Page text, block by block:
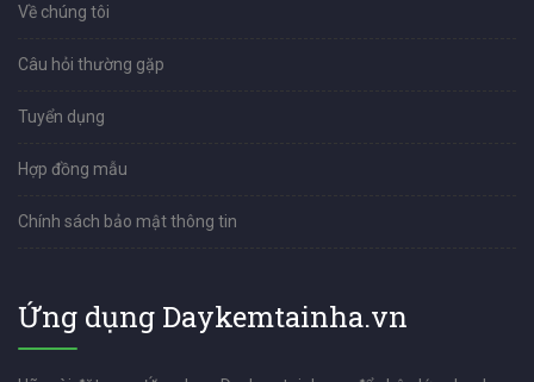
Về chúng tôi
Câu hỏi thường gặp
Tuyển dụng
Hợp đồng mẫu
Chính sách bảo mật thông tin
Ứng dụng Daykemtainha.vn